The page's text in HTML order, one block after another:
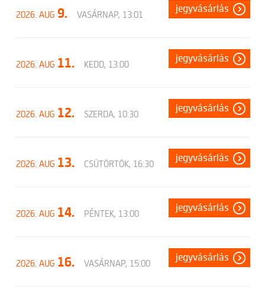
2026. AUG 9. VASÁRNAP, 13:01
jegyvásárlás
2026. AUG 11. KEDD, 13:00
jegyvásárlás
2026. AUG 12. SZERDA, 10:30
jegyvásárlás
2026. AUG 13. CSÜTÖRTÖK, 16:30
jegyvásárlás
2026. AUG 14. PÉNTEK, 13:00
jegyvásárlás
2026. AUG 16. VASÁRNAP, 15:00
jegyvásárlás